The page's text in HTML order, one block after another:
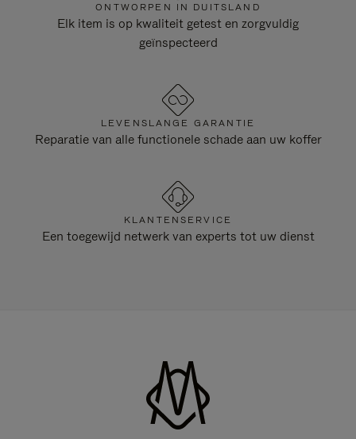
ONTWORPEN IN DUITSLAND
Elk item is op kwaliteit getest en zorgvuldig
geïnspecteerd
LEVENSLANGE GARANTIE
Reparatie van alle functionele schade aan uw koffer
KLANTENSERVICE
Een toegewijd netwerk van experts tot uw dienst